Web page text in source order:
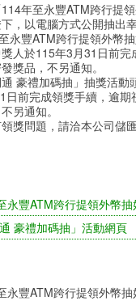
年至永豐ATM跨行提
，以電腦方式公開抽出
永豐ATM跨行提領外幣
人於115年3月31日前
獎品，不另通知。
豪禮加碼抽」抽獎活
日前完成領獎手續，逾
另通知。
獎問題，請洽本公司儲
永豐ATM跨行提領外幣
通 豪禮加碼抽」活動網頁
永豐ATM跨行提領外幣